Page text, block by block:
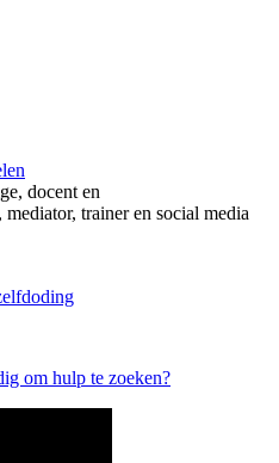
docent en
trainer en social media
om hulp te zoeken?